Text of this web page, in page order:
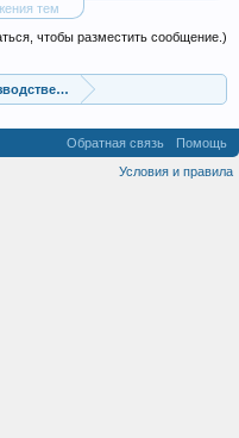
тем
чтобы разместить сообщение.)
и перерабатывающие
Обратная связь
Помощь
Условия и правила